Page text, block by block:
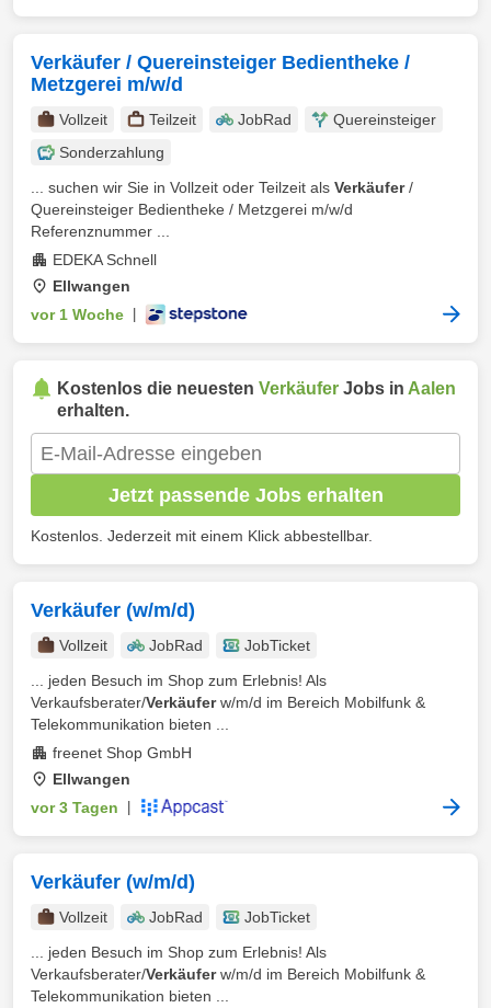
Verkäufer / Quereinsteiger Bedientheke /
Metzgerei m/w/d
Vollzeit Teilzeit JobRad
Quereinsteiger
Sonderzahlung
... suchen wir Sie in Vollzeit oder Teilzeit als Verkäufer/
Quereinsteiger Bedientheke / Metzgerei m/w/d
Referenznummer ...
EDEKA Schnell
Ellwangen
vor 1 Woche
Kostenlos die neuesten Verkäufer Jobs in Aalen
erhalten.
Jetzt passende Jobs erhalten
Kostenlos. Jederzeit mit einem Klick abbestellbar.
Verkäufer (w/m/d)
Vollzeit JobRad
JobTicket
... jeden Besuch im Shop zum Erlebnis! Als
Verkaufsberater/Verkäuferw/m/d im Bereich Mobilfunk &
Telekommunikation bieten ...
freenet Shop GmbH
Ellwangen
vor 3 Tagen
Verkäufer (w/m/d)
Vollzeit JobRad
JobTicket
... jeden Besuch im Shop zum Erlebnis! Als
Verkaufsberater/Verkäuferw/m/d im Bereich Mobilfunk &
Telekommunikation bieten ...